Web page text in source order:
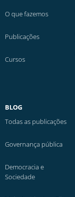
O que fazemos
Publicações
Cursos
BLOG
Todas as publicações
Governança pública
Democracia e
Sociedade